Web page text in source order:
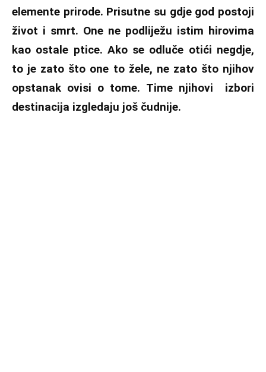
elemente prirode. Prisutne su gdje god postoji
život i smrt. One ne podliježu istim hirovima
kao ostale ptice. Ako se odluče otići negdje,
to je zato što one to žele, ne zato što njihov
opstanak ovisi o tome. Time njihovi izbori
destinacija izgledaju još čudnije.